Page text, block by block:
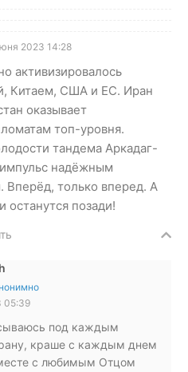
2023 14:28
активизировалось
Китаем, США и ЕС. Иран
оказывает
топ-уровня.
тандема Аркадаг-
надёжным
Вперёд, только вперед. А
останутся позади!
05:39
под каждым
краше с каждым днем
с любимым Отцом